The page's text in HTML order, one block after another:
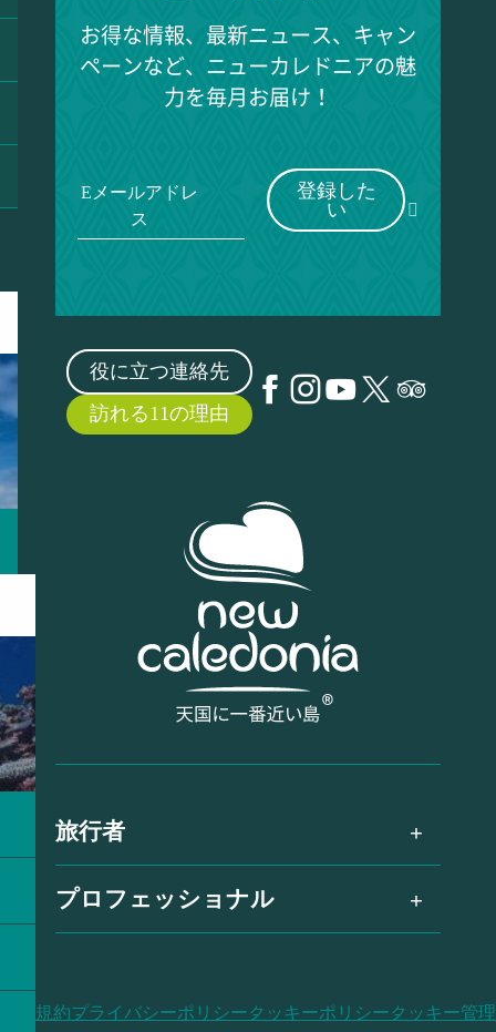
お得な情報、最新ニュース、キャン
ペーンなど、ニューカレドニアの魅
力を毎月お届け！
Eメールアドレ
ス
登録した
い
役に立つ連絡先
訪れる11の理由
旅行者
プロフェッショナル
利用規約プライバシーポリシークッキーポリシークッキー管理